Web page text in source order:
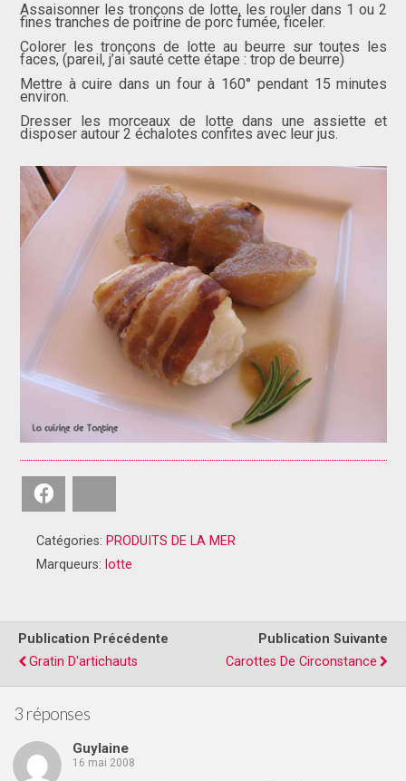
Assaisonner les tronçons de lotte, les rouler dans 1 ou 2
fines tranches de poitrine de porc fumée, ficeler.
Colorer les tronçons de lotte au beurre sur toutes les
faces, (pareil, j’ai sauté cette étape : trop de beurre)
Mettre à cuire dans un fourà 160° pendant 15 minutes
environ.
Dresser les morceaux de lotte dans une assiette et
disposer autour 2 échalotes confites avec leur jus.
Catégories: PRODUITS DE LA MER
Marqueurs: lotte
Publication Précédente
Gratin D'artichauts
Publication Suivante
Carottes De Circonstance
3 réponses
Guylaine
16 mai 2008